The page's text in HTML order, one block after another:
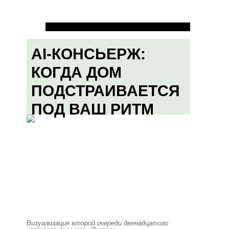
AI-КОНСЬЕРЖ:
КОГДА ДОМ
ПОДСТРАИВАЕТСЯ
ПОД ВАШ РИТМ
Визуализация второй очереди двенадцатого